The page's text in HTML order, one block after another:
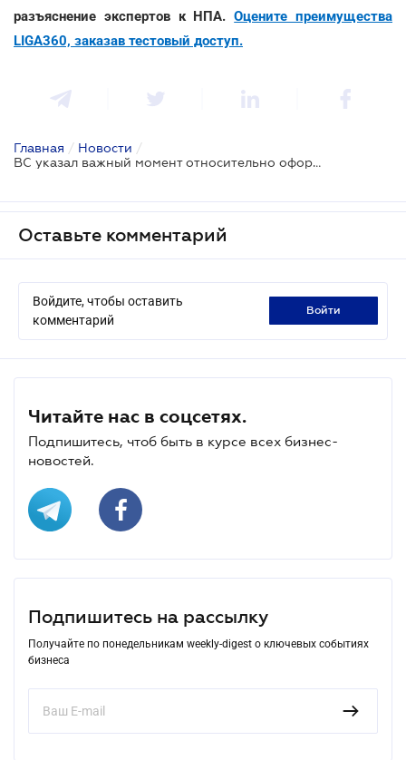
разъяснение экспертов к НПА.Оцените преимущества
LIGA360, заказав тестовый доступ.
Главная / Новости /
ВС указал важный момент относительно оформления адвокатского ордера и договора
Оставьте комментарий
Войдите, чтобы оставить
комментарий
войти
Читайте нас в соцсетях.
Подпишитесь, чтоб быть в курсе всех бизнес-
новостей.
Подпишитесь на рассылку
Получайте по понедельникам weekly-digest о ключевых событиях
бизнеса